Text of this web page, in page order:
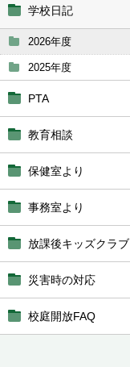
学校日記
2026年度
2025年度
PTA
教育相談
保健室より
事務室より
放課後キッズクラブ
災害時の対応
校庭開放FAQ